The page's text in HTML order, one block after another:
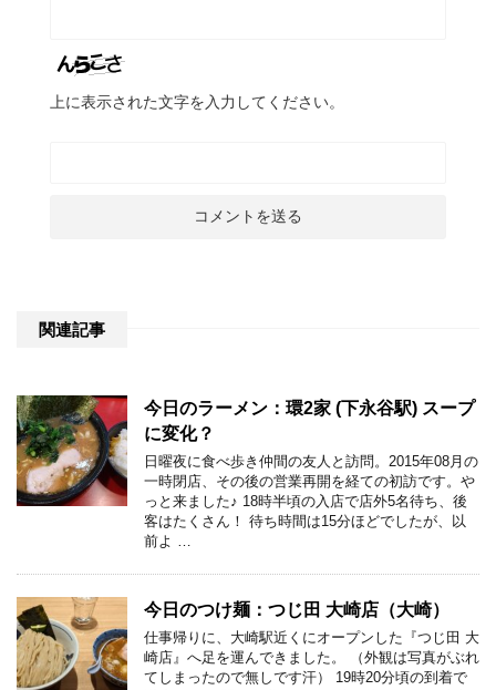
上に表示された文字を入力してください。
関連記事
今日のラーメン：環2家 (下永谷駅) スープ
に変化？
日曜夜に食べ歩き仲間の友人と訪問。2015年08月の
一時閉店、その後の営業再開を経ての初訪です。や
っと来ました♪ 18時半頃の入店で店外5名待ち、後
客はたくさん！ 待ち時間は15分ほどでしたが、以
前よ …
今日のつけ麺：つじ田 大崎店（大崎）
仕事帰りに、大崎駅近くにオープンした『つじ田 大
崎店』へ足を運んできました。 （外観は写真がぶれ
てしまったので無しです汗） 19時20分頃の到着で